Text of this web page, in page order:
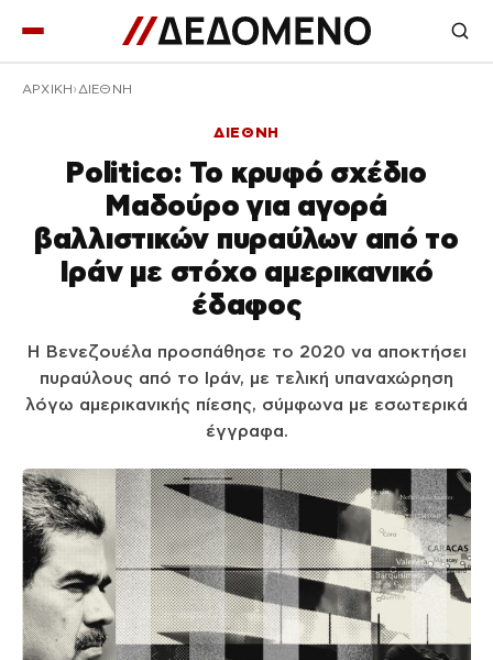
ΑΡΧΙΚΉ ΔΙΕΘΝΗ
ΔΙΕΘΝΗ
Politico: Το κρυφό σχέδιο
Μαδούρο για αγορά
βαλλιστικών πυραύλων από το
Ιράν με στόχο αμερικανικό
έδαφος
Η Βενεζουέλα προσπάθησε το 2020 να αποκτήσει
πυραύλους από το Ιράν, με τελική υπαναχώρηση
λόγω αμερικανικής πίεσης, σύμφωνα με εσωτερικά
έγγραφα.